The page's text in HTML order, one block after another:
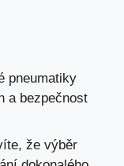
pneumatiky
a bezpečnost
že výběr